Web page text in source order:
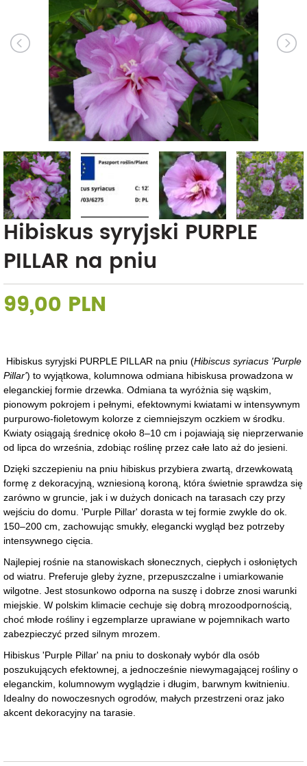
Hibiskus syryjski PURPLE
PILLAR na pniu
99,00 PLN
Hibiskus syryjski PURPLE PILLAR na pniu (Hibiscus syriacus 'Purple
Pillar') to wyjątkowa, kolumnowa odmiana hibiskusa prowadzona w
eleganckiej formie drzewka. Odmiana ta wyróżnia się wąskim,
pionowym pokrojem i pełnymi, efektownymi kwiatami w intensywnym
purpurowo-fioletowym kolorze z ciemniejszym oczkiem w środku.
Kwiaty osiągają średnicę około 8–10 cm i pojawiają się nieprzerwanie
od lipca do września, zdobiąc roślinę przez całe lato aż do jesieni.
Dzięki szczepieniu na pniu hibiskus przybiera zwartą, drzewkowatą
formę z dekoracyjną, wzniesioną koroną, która świetnie sprawdza się
zarówno w gruncie, jak i w dużych donicach na tarasach czy przy
wejściu do domu. 'Purple Pillar' dorasta w tej formie zwykle do ok.
150–200 cm, zachowując smukły, elegancki wygląd bez potrzeby
intensywnego cięcia.
Najlepiej rośnie na stanowiskach słonecznych, ciepłych i osłoniętych
od wiatru. Preferuje gleby żyzne, przepuszczalne i umiarkowanie
wilgotne. Jest stosunkowo odporna na suszę i dobrze znosi warunki
miejskie. W polskim klimacie cechuje się dobrą mrozoodpornością,
choć młode rośliny i egzemplarze uprawiane w pojemnikach warto
zabezpieczyć przed silnym mrozem.
Hibiskus 'Purple Pillar' na pniu to doskonały wybór dla osób
poszukujących efektownej, a jednocześnie niewymagającej rośliny o
eleganckim, kolumnowym wyglądzie i długim, barwnym kwitnieniu.
Idealny do nowoczesnych ogrodów, małych przestrzeni oraz jako
akcent dekoracyjny na tarasie.